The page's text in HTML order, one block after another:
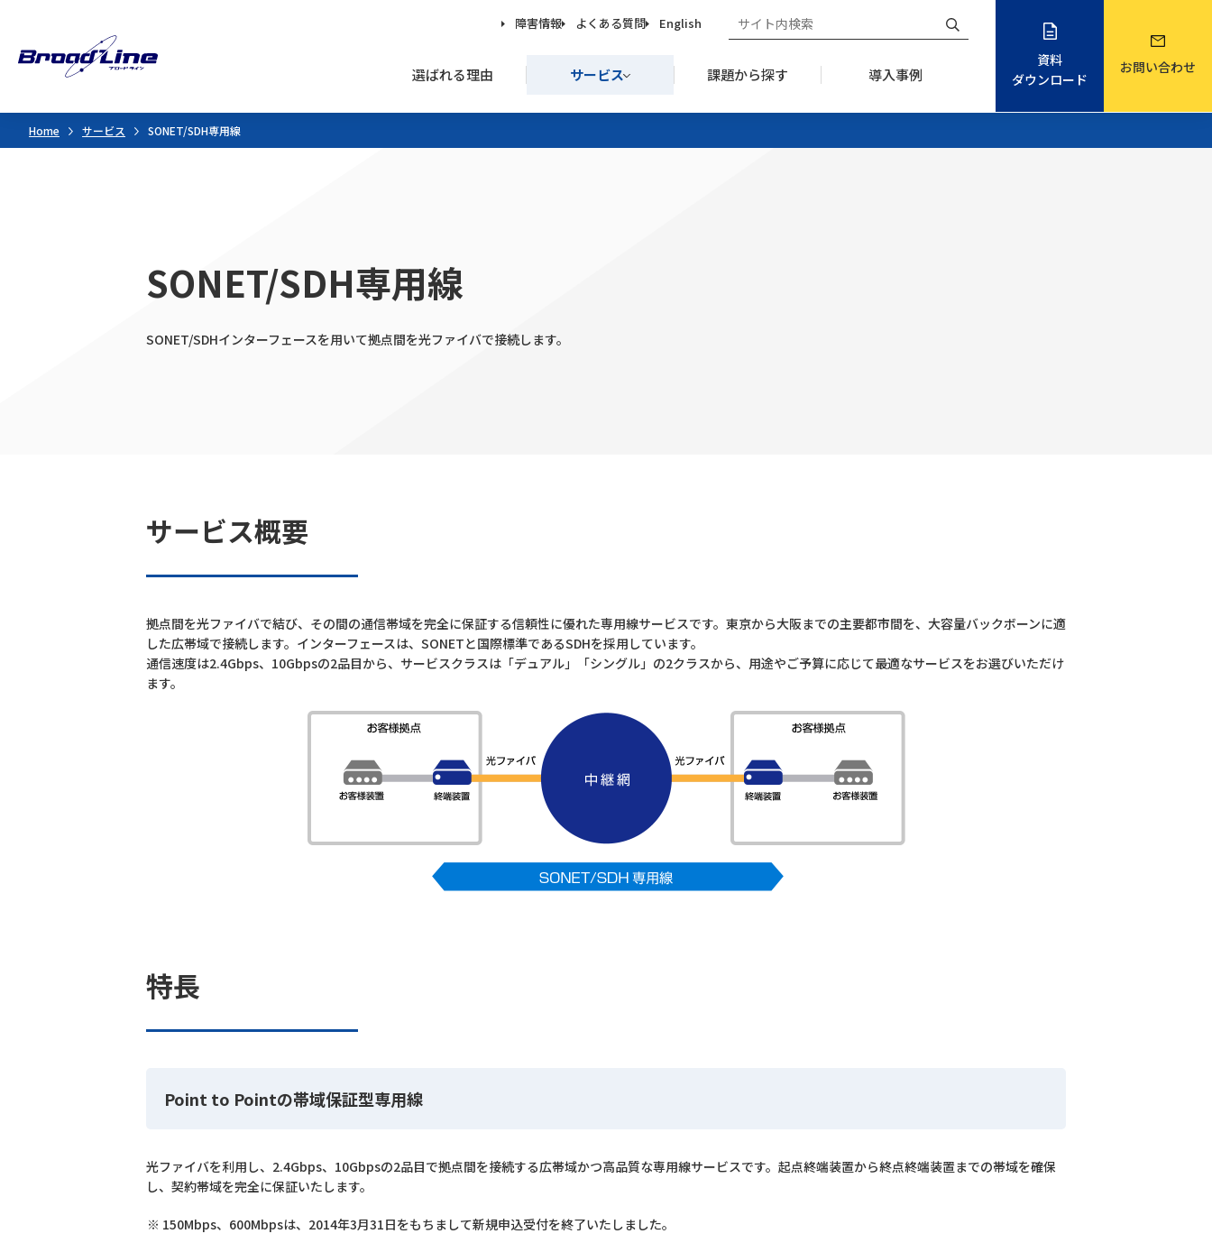
障害情報 よくある質問 English
選ばれる理由 サービス 課題から探す 導入事例
資料
ダウンロード
お問い合わせ
Home サービス SONET/SDH専用線
SONET/SDH専用線
SONET/SDHインターフェースを用いて拠点間を光ファイバで接続します。
サービス概要
拠点間を光ファイバで結び、その間の通信帯域を完全に保証する信頼性に優れた専用線サービスです。東京から大阪までの主要都市間を、大容量バックボーンに適
した広帯域で接続します。インターフェースは、SONETと国際標準であるSDHを採用しています。
通信速度は2.4Gbps、10Gbpsの2品目から、サービスクラスは「デュアル」「シングル」の2クラスから、用途やご予算に応じて最適なサービスをお選びいただけ
ます。
特長
Point to Pointの帯域保証型専用線
光ファイバを利用し、2.4Gbps、10Gbpsの2品目で拠点間を接続する広帯域かつ高品質な専用線サービスです。起点終端装置から終点終端装置までの帯域を確保
し、契約帯域を完全に保証いたします。
150Mbps、600Mbpsは、2014年3月31日をもちまして新規申込受付を終了いたしました。